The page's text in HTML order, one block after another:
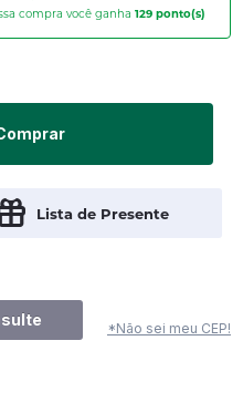
compra você ganha 129ponto(s)
Lista de Presente
*Não sei meu CEP!